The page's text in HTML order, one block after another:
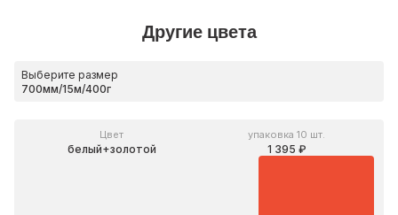
Другие цвета
Выберите размер
Цвет
белый+золотой
упаковка 10 шт.
1 395 ₽